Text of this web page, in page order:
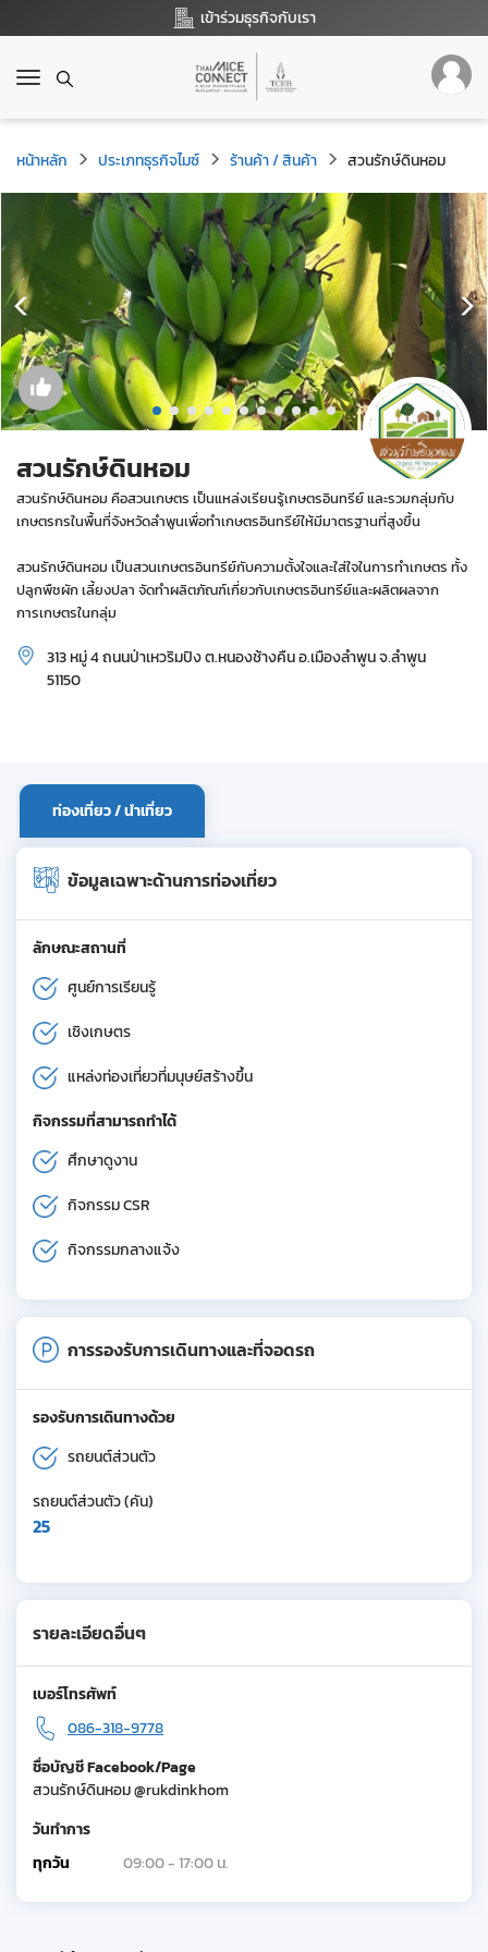
เข้าร่วมธุรกิจกับเรา
T
g
g
l
e
i
g
a
t
i
o
n
หน้าหลัก ประเภทธุรกิจไมซ์ ร้านค้า / สินค้า สวนรักษ์ดินหอม
สวนรักษ์ดินหอม
สวนรักษ์ดินหอม คือสวนเกษตร เป็นแหล่งเรียนรู้เกษตรอินทรีย์ และรวมกลุ่มกับ
เกษตรกรในพื้นที่จังหวัดลำพูนเพื่อทำเกษตรอินทรีย์ให้มีมาตรฐานที่สูงขึ้น
สวนรักษ์ดินหอม เป็นสวนเกษตรอินทรีย์กับความตั้งใจและใส่ใจในการทำเกษตร ทั้ง
ปลูกพืชผัก เลี้ยงปลา จัดทำผลิตภัณฑ์เกี่ยวกับเกษตรอินทรีย์และผลิตผลจาก
การเกษตรในกลุ่ม
313 หมู่ 4 ถนนป่าเหวริมปิง ต.หนองช้างคืน อ.เมืองลำพูน จ.ลำพูน
51150
ท่องเที่ยว / นำเที่ยว
ข้อมูลเฉพาะด้านการท่องเที่ยว
ลักษณะสถานที่
ศูนย์การเรียนรู้
เชิงเกษตร
แหล่งท่องเที่ยวที่มนุษย์สร้างขึ้น
กิจกรรมที่สามารถทำได้
ศึกษาดูงาน
กิจกรรม CSR
กิจกรรมกลางแจ้ง
การรองรับการเดินทางและที่จอดรถ
รองรับการเดินทางด้วย
รถยนต์ส่วนตัว
รถยนต์ส่วนตัว (คัน)
25
รายละเอียดอื่นๆ
เบอร์โทรศัพท์
086-318-9778
ชื่อบัญชี Facebook/Page
สวนรักษ์ดินหอม @rukdinkhom
วันทำการ
ทุกวัน
09:00 - 17:00 น.